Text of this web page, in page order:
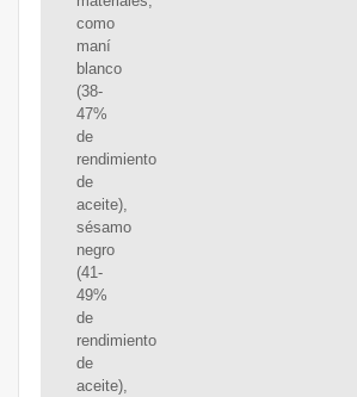
como
maní
blanco
(38-
47%
de
rendimiento
de
aceite),
sésamo
negro
(41-
49%
de
rendimiento
de
aceite),